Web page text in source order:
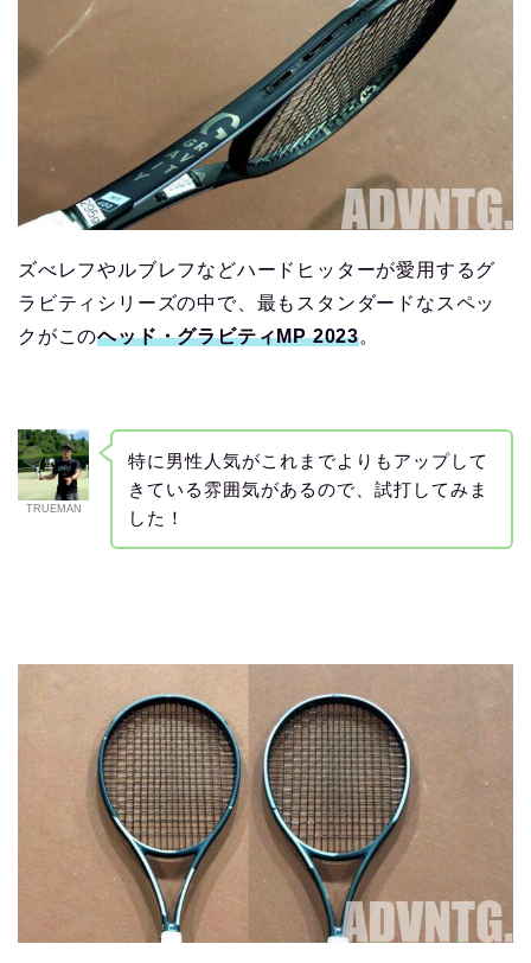
ズべレフやルブレフなどハードヒッターが愛用するグ
ラビティシリーズの中で、最もスタンダードなスペッ
クがこのヘッド・グラビティMP 2023。
TRUEMAN
特に男性人気がこれまでよりもアップして
きている雰囲気があるので、試打してみま
した！